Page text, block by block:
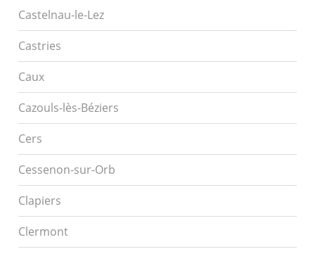
Castelnau-le-Lez
Castries
Caux
Cazouls-lès-Béziers
Cers
Cessenon-sur-Orb
Clapiers
Clermont